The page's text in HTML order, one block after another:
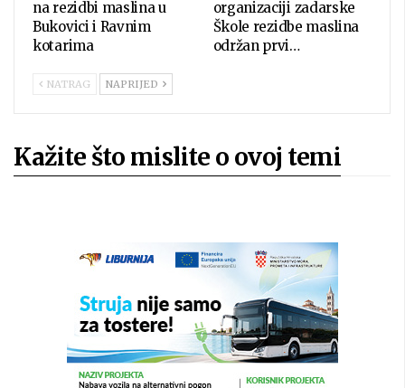
na rezidbi maslina u
Bukovici i Ravnim
kotarima
organizaciji zadarske
Škole rezidbe maslina
održan prvi…
NATRAG NAPRIJED
Kažite što mislite o ovoj temi